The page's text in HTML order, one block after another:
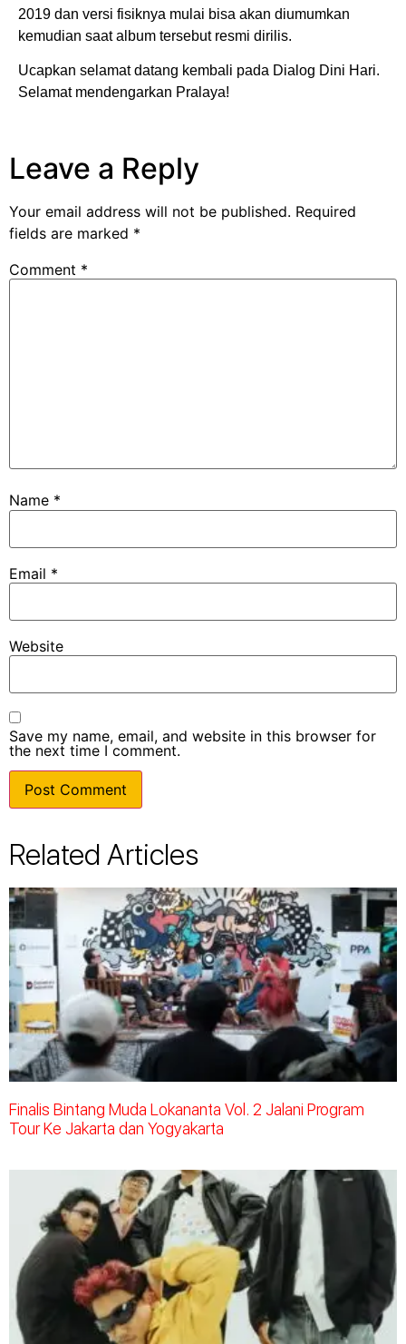
2019 dan versi fisiknya mulai bisa akan diumumkan
kemudian saat album tersebut resmi dirilis.
Ucapkan selamat datang kembali pada Dialog Dini Hari.
Selamat mendengarkan Pralaya!
Leave a Reply
Your email address will not be published. Required
fields are marked *
Comment *
Name *
Email *
Website
Save my name, email, and website in this browser for
the next time I comment.
Related Articles
Finalis Bintang Muda Lokananta Vol. 2 Jalani Program
Tour Ke Jakarta dan Yogyakarta